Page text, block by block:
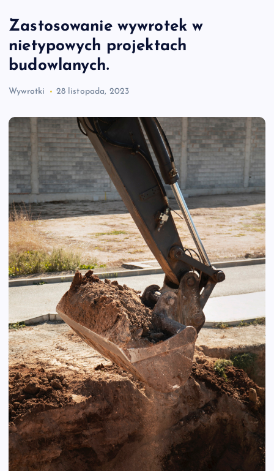
Zastosowanie wywrotek w
nietypowych projektach
budowlanych.
Wywrotki 28 listopada, 2023